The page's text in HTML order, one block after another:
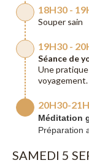
18H30 -
Souper sain
19H30 -
Séance de
Une
voyagement.
20H30-
Méditation
Préparation
SAMEDI 5